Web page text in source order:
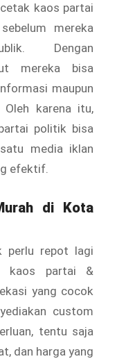
kaos partai
mereka
Dengan
mereka bisa
maupun
karena itu,
politik bisa
media iklan
efektif.
di Kota
perlu repot lagi
kaos partai &
yang cocok
custom
tentu saja
dan harga yang